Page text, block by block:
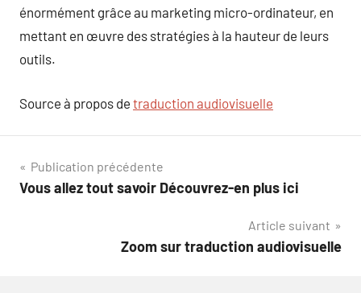
énormément grâce au marketing micro-ordinateur, en
mettant en œuvre des stratégies à la hauteur de leurs
outils.
Source à propos de traduction audiovisuelle
Navigation
de
Publication précédente
Vous allez tout savoir Découvrez-en plus ici
Article suivant
Zoom sur traduction audiovisuelle